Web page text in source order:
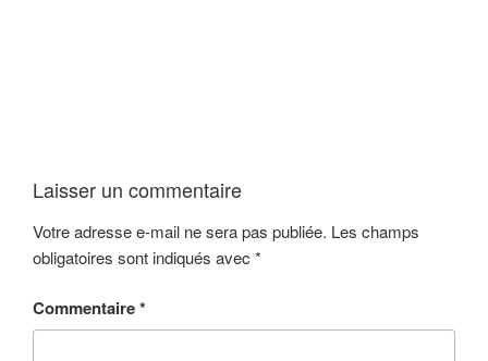
Laisser un commentaire
Votre adresse e-mail ne sera pas publiée. Les champs
obligatoires sont indiqués avec *
Commentaire*